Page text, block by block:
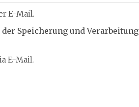
E-Mail.
Speicherung und Verarbeitung
E-Mail.